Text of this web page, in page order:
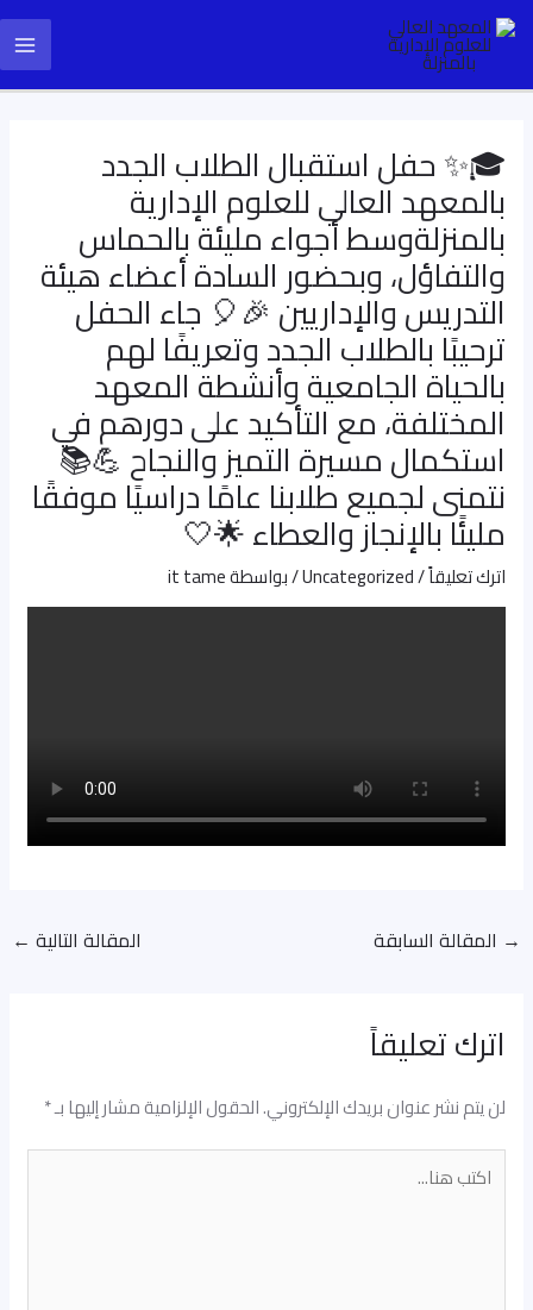
تخطي
إلى
المحتوى
🎓✨ حفل استقبال الطلاب الجدد
بالمعهد العالي للعلوم الإدارية
بالمنزلةوسط أجواء مليئة بالحماس
والتفاؤل، وبحضور السادة أعضاء هيئة
التدريس والإداريين 🎉🎈 جاء الحفل
ترحيبًا بالطلاب الجدد وتعريفًا لهم
بالحياة الجامعية وأنشطة المعهد
المختلفة، مع التأكيد على دورهم في
استكمال مسيرة التميز والنجاح 💪📚
نتمنى لجميع طلابنا عامًا دراسيًا موفقًا
مليئًا بالإنجاز والعطاء 🌟🤍
اترك تعليقاً/
Uncategorized/ بواسطةit tame
Post
navigation
→ المقالة السابقة المقالة التالية ←
اترك تعليقاً
لن يتم نشر عنوان بريدك الإلكتروني.الحقول الإلزامية مشار إليها بـ*
اكتب
هنا...